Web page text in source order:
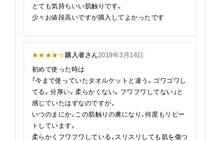
とても気持ちいい肌触りです。
少々お値段高いですが購入してよかったです
★★★★☆購入者さん2019年3月14日
初めて使った時は
「今まで使っていたタオルケットと違う。ゴワゴワし
てる。分厚い。柔らかくない。フワフワしてない」と
感じていたはずなのですが、
いつのまにか、この肌触りの虜になり、何度もリピー
トしています。
柔らかくフワフワしている、スリスリしても肌を傷つ